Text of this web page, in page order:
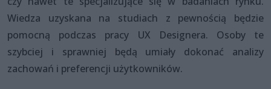
Wiedza uzyskana na studiach z pewnością będzie
pomocną podczas pracy UX Designera. Osoby te
szybciej i sprawniej będą umiały dokonać analizy
zachowań i preferencji użytkowników.